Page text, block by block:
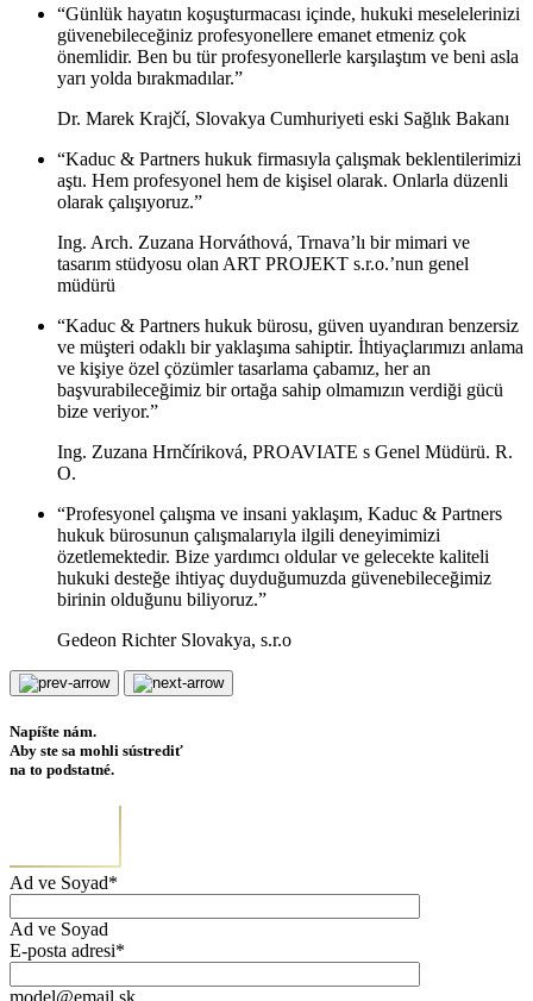
“Günlük hayatın koşuşturmacası içinde, hukuki meselelerinizi
güvenebileceğiniz profesyonellere emanet etmeniz çok
önemlidir. Ben bu tür profesyonellerle karşılaştım ve beni asla
yarı yolda bırakmadılar.”
Dr. Marek Krajčí, Slovakya Cumhuriyeti eski Sağlık Bakanı
“Kaduc & Partners hukuk firmasıyla çalışmak beklentilerimizi
aştı. Hem profesyonel hem de kişisel olarak. Onlarla düzenli
olarak çalışıyoruz.”
Ing. Arch. Zuzana Horváthová, Trnava’lı bir mimari ve
tasarım stüdyosu olan ART PROJEKT s.r.o.’nun genel
müdürü
“Kaduc & Partners hukuk bürosu, güven uyandıran benzersiz
ve müşteri odaklı bir yaklaşıma sahiptir. İhtiyaçlarımızı anlama
ve kişiye özel çözümler tasarlama çabamız, her an
başvurabileceğimiz bir ortağa sahip olmamızın verdiği gücü
bize veriyor.”
Ing. Zuzana Hrnčíriková, PROAVIATE s Genel Müdürü. R.
O.
“Profesyonel çalışma ve insani yaklaşım, Kaduc & Partners
hukuk bürosunun çalışmalarıyla ilgili deneyimimizi
özetlemektedir. Bize yardımcı oldular ve gelecekte kaliteli
hukuki desteğe ihtiyaç duyduğumuzda güvenebileceğimiz
birinin olduğunu biliyoruz.”
Gedeon Richter Slovakya, s.r.o
Napíšte nám.
Aby ste sa mohli sústrediť
na to podstatné.
Ad ve Soyad*
Ad ve Soyad
E-posta adresi*
model@email.sk